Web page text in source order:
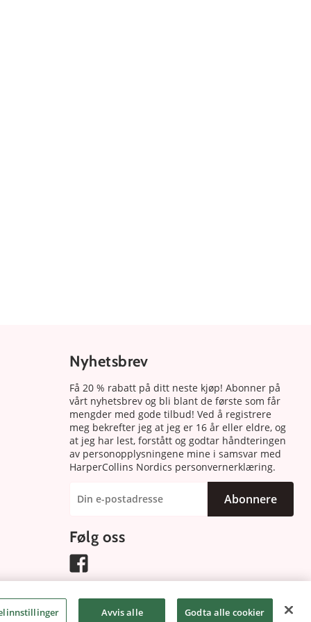
Nyhetsbrev
Få 20 % rabatt på ditt neste kjøp! Abonner på
vårt nyhetsbrev og bli blant de første som får
mengder med gode tilbud! Ved å registrere
meg bekrefter jeg at jeg er 16 år eller eldre, og
at jeg har lest, forstått og godtar håndteringen
av personopplysningene mine i samsvar med
HarperCollins Nordics personvernerklæring.
Abonnere
Følg oss
Avvis alle Godta alle cookier